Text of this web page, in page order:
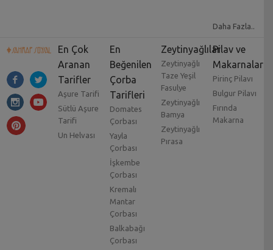
Daha Fazla..
En Çok
Aranan
Tarifler
Aşure Tarifi
Sütlü Aşure
Tarifi
Un Helvası
En
Beğenilen
Çorba
Tarifleri
Domates
Çorbası
Yayla
Çorbası
İşkembe
Çorbası
Kremalı
Mantar
Çorbası
Balkabağı
Çorbası
Zeytinyağlılar
Zeytinyağlı
Taze Yeşil
Fasulye
Zeytinyağlı
Bamya
Zeytinyağlı
Pırasa
Pilav ve
Makarnalar
Pirinç Pilavı
Bulgur Pilavı
Fırında
Makarna